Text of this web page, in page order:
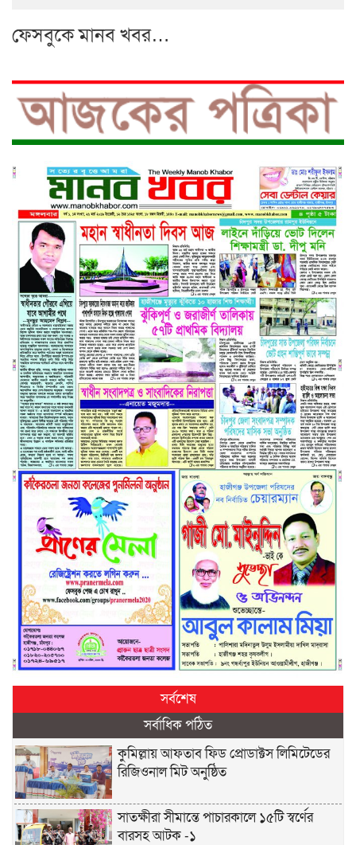
ফেসবুকে মানব খবর…
সর্বশেষ
সর্বাধিক পঠিত
কুমিল্লায় আফতাব ফিড প্রোডাক্টস লিমিটেডের
রিজিওনাল মিট অনুষ্ঠিত
সাতক্ষীরা সীমান্তে পাচারকালে ১৫টি স্বর্ণের
বারসহ আটক -১